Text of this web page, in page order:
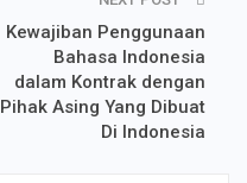
Kewajiban Penggunaan
Bahasa Indonesia
dalam Kontrak dengan
Pihak Asing Yang Dibuat
Di Indonesia